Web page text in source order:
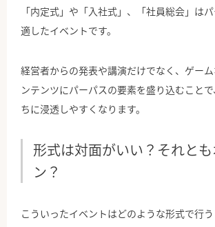
「内定式」や「入社式」、「社員総会」は
適したイベントです。
経営者からの発表や講演だけでなく、ゲー
ンテンツにパーパスの要素を盛り込むこと
ちに浸透しやすくなります。
形式は対面がいい？それと
ン？
こういったイベントはどのような形式で行